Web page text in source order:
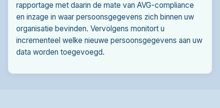
rapportage met daarin de mate van AVG-compliance
en inzage in waar persoonsgegevens zich binnen uw
organisatie bevinden. Vervolgens monitort u
incrementeel welke nieuwe persoonsgegevens aan uw
data worden toegevoegd.